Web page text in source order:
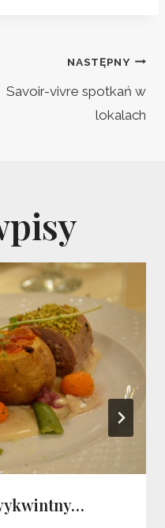
NASTĘPNY
Savoir-vivre spotkań w
lokalach